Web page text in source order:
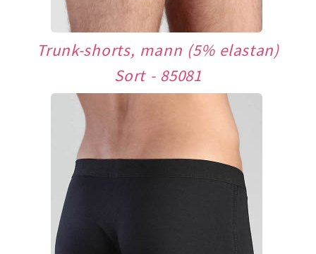
Trunk-shorts, mann (5% elastan)
Sort - 85081